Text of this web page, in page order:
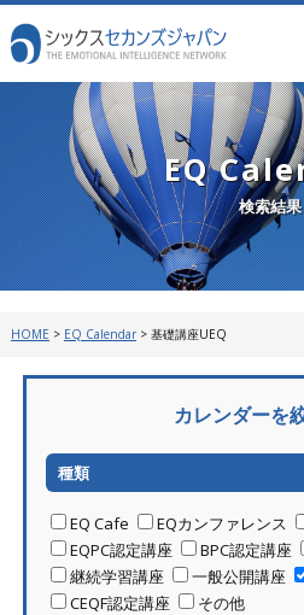
EQ
検索結果
HOME > EQ Calendar> 基礎講座UEQ
カレンダーを
種類
EQ Cafe EQカンファレンス
EQPC認定講座
BPC認定講座
継続学習講座
一般公開講座
CEQF認定講座
その他